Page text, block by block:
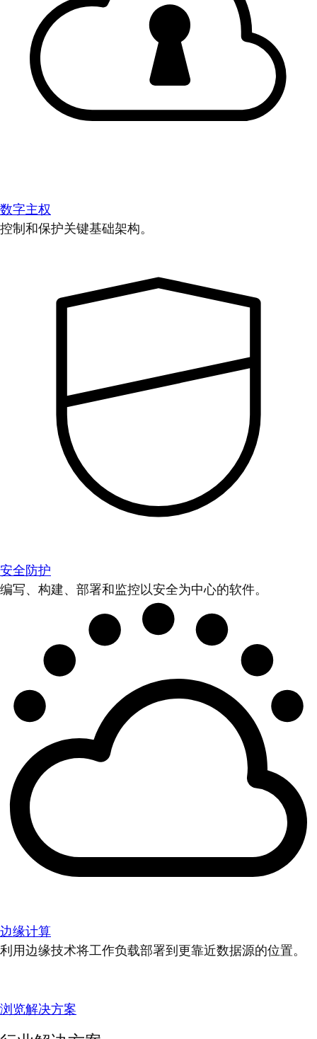
数字主权
控制和保护关键基础架构。
安全防护
编写、构建、部署和监控以安全为中心的软件。
边缘计算
利用边缘技术将工作负载部署到更靠近数据源的位置。
浏览解决方案